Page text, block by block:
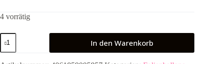
4 vorrätig
Folienballon
WIR
Promise
43cm
In den Warenkorb